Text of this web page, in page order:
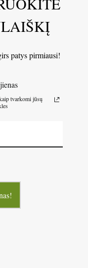
patys pirmiausi!
tvarkomi jūsų